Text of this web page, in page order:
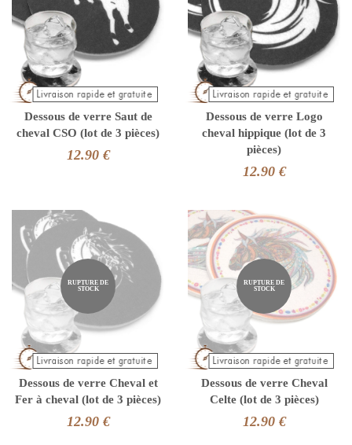
Dessous de verre Saut de
cheval CSO (lot de 3 pièces)
12.90 €
Dessous de verre Logo
cheval hippique (lot de 3
pièces)
12.90 €
RUPTURE DE
STOCK
Dessous de verre Cheval et
Fer à cheval (lot de 3 pièces)
12.90 €
RUPTURE DE
STOCK
Dessous de verre Cheval
Celte (lot de 3 pièces)
12.90 €